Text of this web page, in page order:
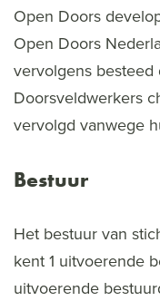
Open Doors
Open Doors
vervolgens besteed
Doorsveldwerkers
vervolgd vanwege
Bestuur
Het bestuur van
kent 1 uitvoerende
uitvoerende